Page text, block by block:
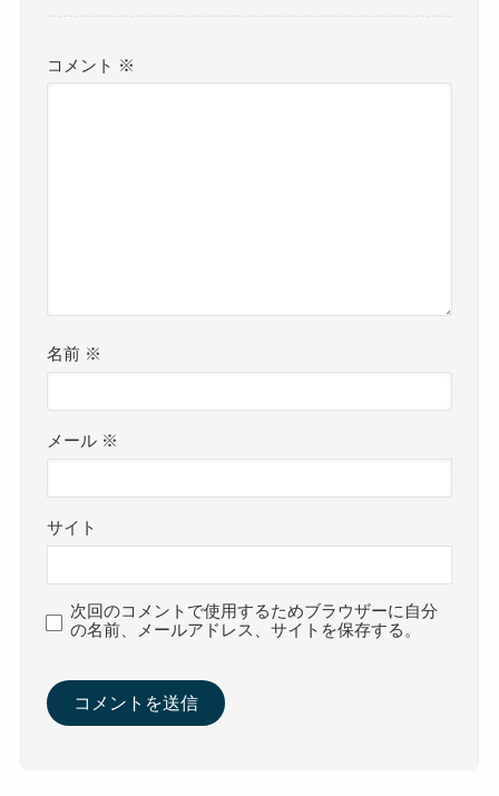
コメント ※
名前 ※
メール ※
サイト
次回のコメントで使用するためブラウザーに自分
の名前、メールアドレス、サイトを保存する。